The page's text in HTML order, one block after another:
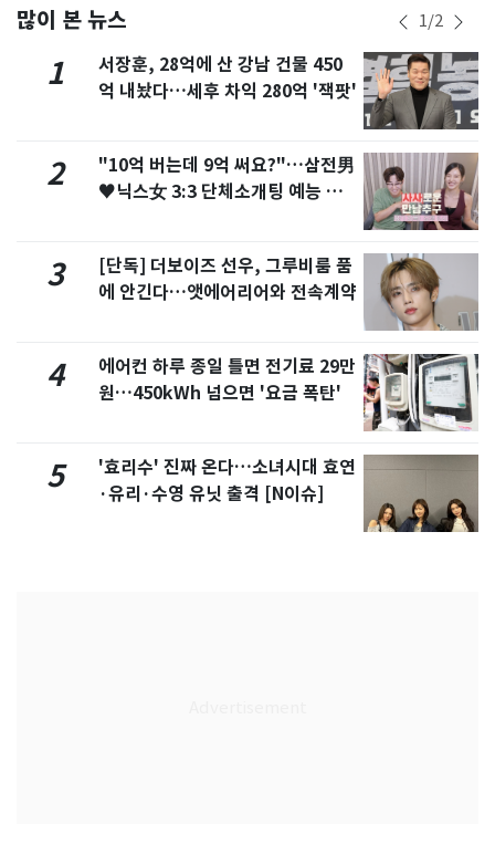
많이 본 뉴스 1/2
1
서장훈, 28억에 산 강남 건물 450
억 내놨다…세후 차익 280억 '잭팟'
2
"10억 버는데 9억 써요?"…삼전男
♥닉스女 3:3 단체소개팅 예능 화
3
[단독] 더보이즈 선우, 그루비룸 품
에 안긴다…앳에어리어와 전속계약
4
에어컨 하루 종일 틀면 전기료 29만
원…450kWh 넘으면 '요금 폭탄'
5
'효리수' 진짜 온다…소녀시대 효연
·유리·수영 유닛 출격 [N이슈]